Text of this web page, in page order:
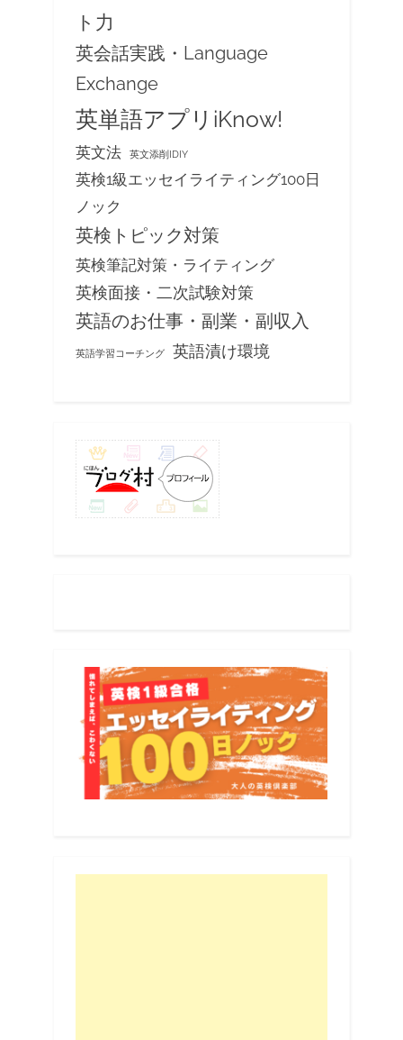
ト力
英会話実践・Language
Exchange
英単語アプリiKnow!
英文法 英文添削IDIY
英検1級エッセイライティング100日
ノック
英検トピック対策
英検筆記対策・ライティング
英検面接・二次試験対策
英語のお仕事・副業・副収入
英語学習コーチング 英語漬け環境